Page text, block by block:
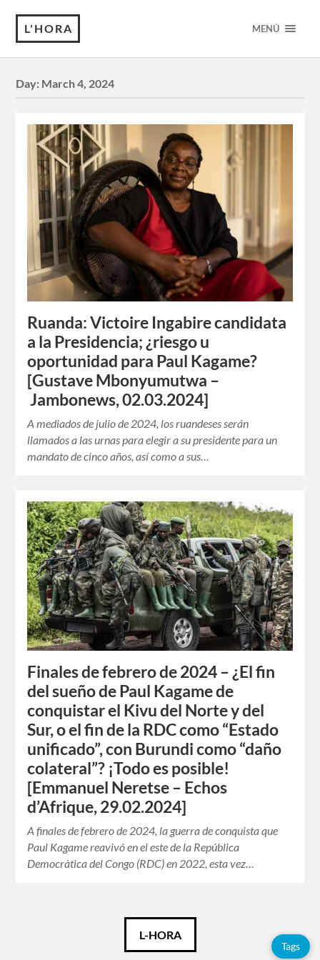
L'HORA MENÚ
Day: March 4, 2024
Ruanda: Victoire Ingabire candidata
a la Presidencia; ¿riesgo u
oportunidad para Paul Kagame?
[Gustave Mbonyumutwa –
Jambonews, 02.03.2024]
A mediados de julio de 2024, los ruandeses serán
llamados a las urnas para elegir a su presidente para un
mandato de cinco años, así como a sus…
Finales de febrero de 2024 – ¿El fin
del sueño de Paul Kagame de
conquistar el Kivu del Norte y del
Sur, o el fin de la RDC como “Estado
unificado”, con Burundi como “daño
colateral”? ¡Todo es posible!
[Emmanuel Neretse – Echos
d’Afrique, 29.02.2024]
A finales de febrero de 2024, la guerra de conquista que
Paul Kagame reavivó en el este de la República
Democràtica del Congo (RDC) en 2022, esta vez…
L-HORA
Tags